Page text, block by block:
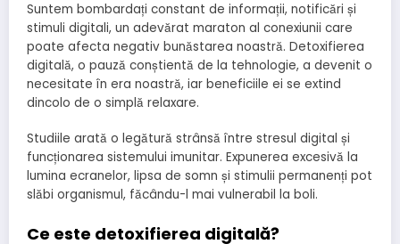
Suntem bombardați constant de informații, notificări și
stimuli digitali, un adevărat maraton al conexiunii care
poate afecta negativ bunăstarea noastră. Detoxifierea
digitală, o pauză conștientă de la tehnologie, a devenit o
necesitate în era noastră, iar beneficiile ei se extind
dincolo de o simplă relaxare.
Studiile arată o legătură strânsă între stresul digital și
funcționarea sistemului imunitar. Expunerea excesivă la
lumina ecranelor, lipsa de somn și stimulii permanenți pot
slăbi organismul, făcându-l mai vulnerabil la boli.
Ce este detoxifierea digitală?